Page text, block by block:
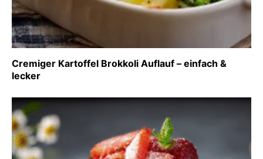
Cremiger Kartoffel Brokkoli Auflauf – einfach &
lecker